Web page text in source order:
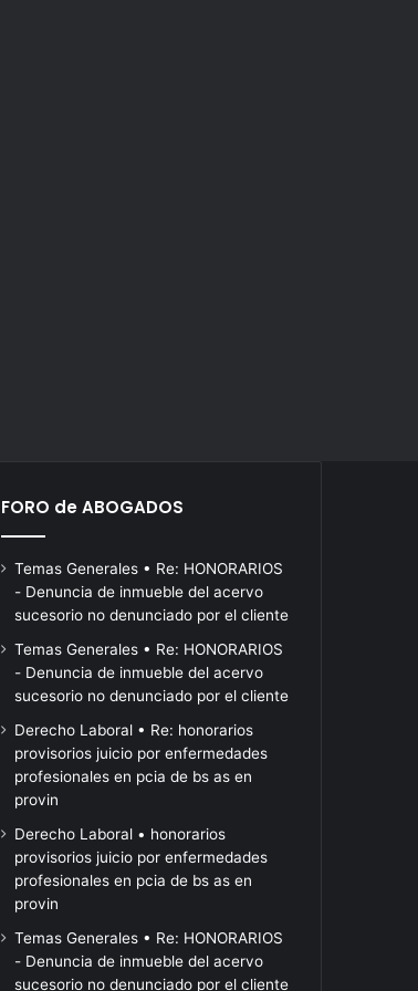
Cómo
son
los
planes
rescate
de
familias
morosas
del
Banco
Nación
Hace 8 horas
rescate de familias
morosas del Banco
Nación y el Banco
Provincia
FORO de ABOGADOS
Temas Generales • Re: HONORARIOS
- Denuncia de inmueble del acervo
sucesorio no denunciado por el cliente
Temas Generales • Re: HONORARIOS
- Denuncia de inmueble del acervo
sucesorio no denunciado por el cliente
Derecho Laboral • Re: honorarios
provisorios juicio por enfermedades
profesionales en pcia de bs as en
provin
Derecho Laboral • honorarios
provisorios juicio por enfermedades
profesionales en pcia de bs as en
provin
Temas Generales • Re: HONORARIOS
- Denuncia de inmueble del acervo
sucesorio no denunciado por el cliente